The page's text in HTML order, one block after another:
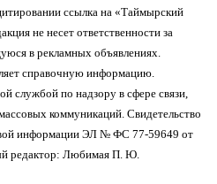
ссылка на «Таймырский
не несет ответственности за
в рекламных объявлениях.
справочную информацию.
службой по надзору в сфере связи,
коммуникаций. Свидетельство
информации ЭЛ № ФС 77-59649 от
редактор: Любимая П. Ю.